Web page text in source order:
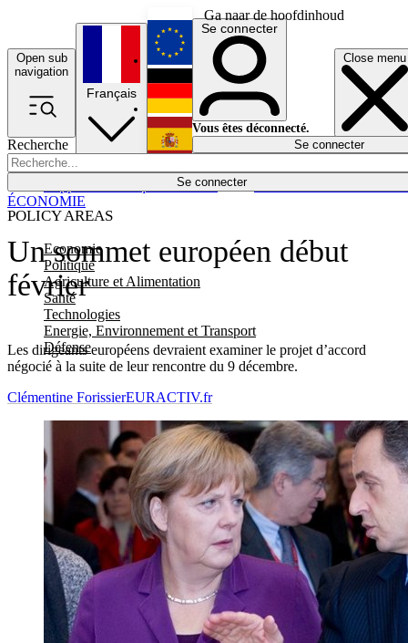
Ga naar de hoofdinhoud
Open sub
navigation
Close menu
Recherche
Se connecter
POLICY AREAS
Economie
Politique
Agriculture et Alimentation
Santé
Technologies
Energie, Environnement et Transport
Défense
Économie
Français
English
Deutsch
Español
Se connecter
Vous êtes déconnecté.
Se connecter
Un sommet européen début
février
Les dirigeants européens devraient examiner le projet d’accord
négocié à la suite de leur rencontre du 9 décembre.
ÉCONOMIE
Clémentine ForissierEURACTIV.fr